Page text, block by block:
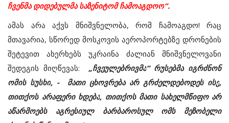
ჩვენმა დიდებულმა საზენიტომ ჩამოაგდოო“.
ამას
არა აქვს მნიშვნელობა, რომ ჩამოაგდო! რაც
მთავარია, სწორედ მოსკოვის აეროპორტებზე დრონების
შეტევით
ახერხებს უკრაინა ძალიან
მნიშვნელოვანი
შედეგის მიღწევას: „ჩვეულებრივმა“ რუსებმა იგრძნონ
ომის სუსხი, - მათი ცხოვრება არ გრძელდებოდეს ისე,
თითქოს არაფერი ხდება, თითქოს მათი სახელმწიფო არ
აწარმოებს
აგრესიულ ბარბაროსულ ომს
მეზობელი